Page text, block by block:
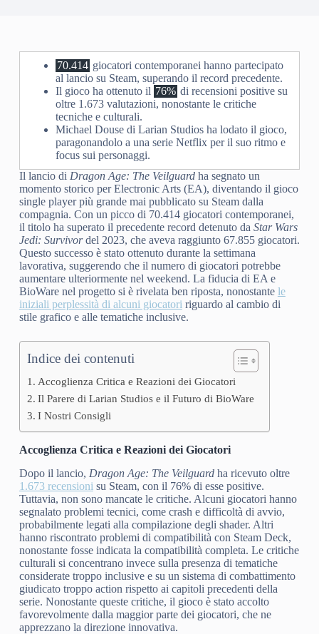
70.414 giocatori contemporanei hanno partecipato
al lancio su Steam, superando il record precedente.
Il gioco ha ottenuto il 76% di recensioni positive su
oltre 1.673 valutazioni, nonostante le critiche
tecniche e culturali.
Michael Douse di Larian Studios ha lodato il gioco,
paragonandolo a una serie Netflix per il suo ritmo e
focus sui personaggi.
Il lancio di Dragon Age: The Veilguardha segnato un
momento storico per Electronic Arts (EA), diventando il gioco
single player più grande mai pubblicato su Steam dalla
compagnia. Con un picco di 70.414 giocatori contemporanei,
il titolo ha superato il precedente record detenuto da Star Wars
Jedi: Survivordel 2023, che aveva raggiunto 67.855 giocatori.
Questo successo è stato ottenuto durante la settimana
lavorativa, suggerendo che il numero di giocatori potrebbe
aumentare ulteriormente nel weekend. La fiducia di EA e
BioWare nel progetto si è rivelata ben riposta, nonostante le
iniziali perplessità di alcuni giocatori riguardo al cambio di
stile grafico e alle tematiche inclusive.
Indice dei contenuti
Accoglienza Critica e Reazioni dei Giocatori
Il Parere di Larian Studios e il Futuro di BioWare
I Nostri Consigli
Accoglienza Critica e Reazioni dei Giocatori
Dopo il lancio, Dragon Age: The Veilguardha ricevuto oltre
1.673 recensioni su Steam, con il 76% di esse positive.
Tuttavia, non sono mancate le critiche. Alcuni giocatori hanno
segnalato problemi tecnici, come crash e difficoltà di avvio,
probabilmente legati alla compilazione degli shader. Altri
hanno riscontrato problemi di compatibilità con Steam Deck,
nonostante fosse indicata la compatibilità completa. Le critiche
culturali si concentrano invece sulla presenza di tematiche
considerate troppo inclusive e su un sistema di combattimento
giudicato troppo action rispetto ai capitoli precedenti della
serie. Nonostante queste critiche, il gioco è stato accolto
favorevolmente dalla maggior parte dei giocatori, che ne
apprezzano la direzione innovativa.